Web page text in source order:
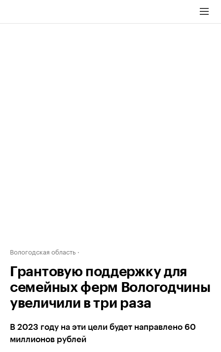
Вологодская область
Грантовую поддержку для
семейных ферм Вологодчины
увеличили в три раза
В 2023 году на эти цели будет направлено 60
миллионов рублей